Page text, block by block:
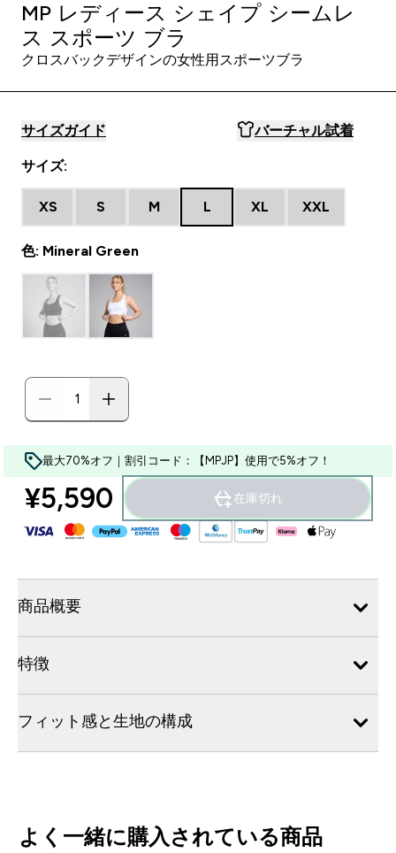
MP レディース シェイプ シームレ
ス スポーツ ブラ
クロスバックデザインの女性用スポーツブラ
サイズガイド バーチャル試着
サイズ:
XS S M L XL XXL
色: Mineral Green
最大70%オフ｜割引コード：【MPJP】使用で5%オフ！
¥5,590‎ 在庫切れ
商品概要
特徴
フィット感と生地の構成
よく一緒に購入されている商品